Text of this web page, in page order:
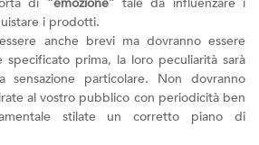
i prodotti.
anche brevi ma dovranno essere
specificato prima, la loro peculiarità sarà
particolare. Non dovranno
al vostro pubblico con periodicità ben
stilate un corretto piano di